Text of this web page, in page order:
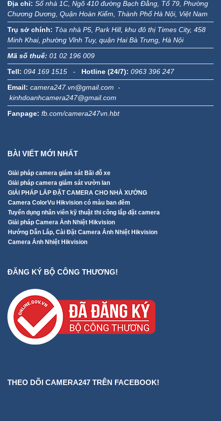
Địa chỉ: Số nhà 1C, Ngõ 410 đường Bạch Đằng, Tổ 79, Phường
Chương Dương, Quận Hoàn Kiếm, Thành Phố Hà Nội, Việt Nam
Trụ sở chính: Tòa nhà P5, Park Hill, khu đô thị Times City, 458
Minh Khai, phường Vĩnh Tuy, quận Hai Bà Trưng, Hà Nội
Mã số thuế: 01 02 196 009
Tell: 094 169 1515 - Hotline (24/7): 0963 396 247
Email: camera247.vn@gmail.com -
kinhdoanhcamera247@gmail.com
Fanpage: fb.com/camera247vn.hbt
BÀI VIẾT MỚI NHẤT
Giải pháp camera giám sát Bãi đỗ xe
Giải pháp camera giám sát vườn lan
GIẢI PHÁP LẮP ĐẶT CAMERA CHO NHÀ XƯỞNG
Camera ColorVu Hikvision có màu ban đêm
Tuyển dụng nhân viên kỹ thuật thi công lắp đặt camera
Giải pháp Camera Ảnh Nhiệt Hikvision
Hướng Dẫn Lắp, Cài Đặt Camera Ảnh Nhiệt Hikvision
Camera Ảnh Nhiệt Hikvision
ĐĂNG KÝ BỘ CÔNG THƯƠNG!
THEO DÕI CAMERA247 TRÊN FACEBOOK!